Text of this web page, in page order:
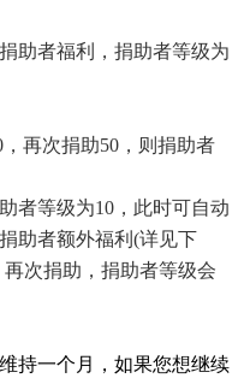
助者福利，捐助者等级为
再次捐助50，则 捐助者
者等级为10，此时可自动
助者额外福利(详见下
次捐助，捐助者等级会
持一个月，如果您想继续